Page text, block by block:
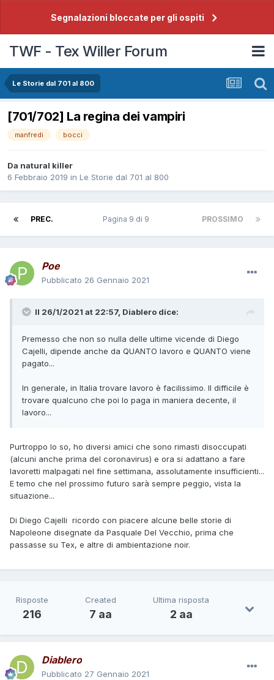
Segnalazioni bloccate per gli ospiti
TWF - Tex Willer Forum
Le Storie dal 701 al 800
[701/702] La regina dei vampiri
manfredi bocci
Da natural killer
6 Febbraio 2019 in Le Storie dal 701 al 800
PREC. PROSSIMO
Pagina 9 di 9
Poe
Pubblicato 26 Gennaio 2021
Il 26/1/2021 at 22:57, Diablero dice:
Premesso che non so nulla delle ultime vicende di Diego
Cajelli, dipende anche da QUANTO lavoro e QUANTO viene
pagato...
In generale, in Italia trovare lavoro è facilissimo. Il difficile è
trovare qualcuno che poi lo paga in maniera decente, il
lavoro...
Purtroppo lo so, ho diversi amici che sono rimasti disoccupati
(alcuni anche prima del coronavirus) e ora si adattano a fare
lavoretti malpagati nel fine settimana, assolutamente insufficienti...
E temo che nel prossimo futuro sarà sempre peggio, vista la
situazione...
Di Diego Cajelli ricordo con piacere alcune belle storie di
Napoleone disegnate da Pasquale Del Vecchio, prima che
passasse su Tex, e altre di ambientazione noir.
Risposte
216
Created
7 aa
Ultima risposta
2 aa
Diablero
Pubblicato 27 Gennaio 2021